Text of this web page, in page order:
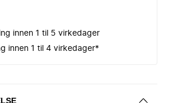
innen 1 til 5 virkedager
innen 1 til 4 virkedager*